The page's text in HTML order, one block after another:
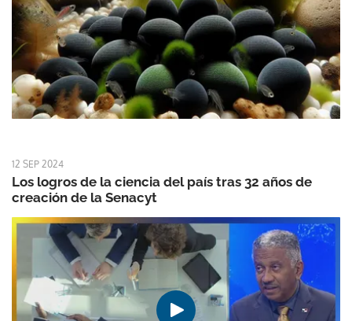
12 SEP 2024
Los logros de la ciencia del país tras 32 años de
creación de la Senacyt